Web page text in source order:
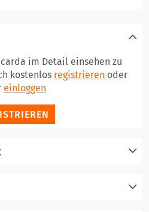
im Detail einsehen zu
kostenlos registrieren oder
einloggen